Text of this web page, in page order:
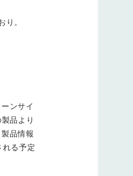
り。
ンサイ
品より
品情報
れる予定